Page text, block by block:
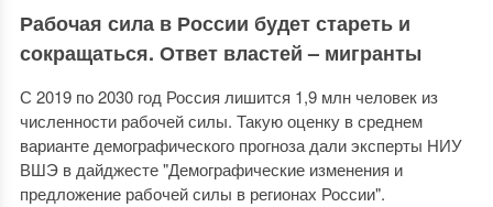
Рабочая сила в России будет стареть и
сокращаться. Ответ властей – мигранты
С 2019 по 2030 год Россия лишится 1,9 млн человек из
численности рабочей силы. Такую оценку в среднем
варианте демографического прогноза дали эксперты НИУ
ВШЭ в дайджесте "Демографические изменения и
предложение рабочей силы в регионах России".